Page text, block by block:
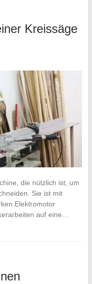
Kreissäge
die nützlich ist, um
Sie ist mit
Elektromotor
auf eine…